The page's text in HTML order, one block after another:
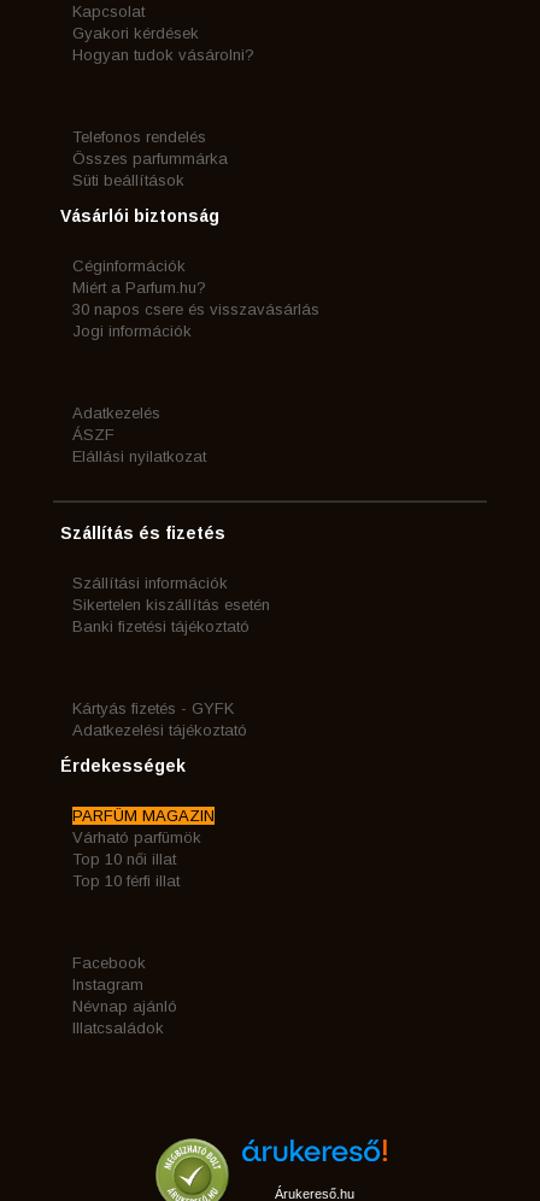
Kapcsolat
Gyakori kérdések
Hogyan tudok vásárolni?
Telefonos rendelés
Összes parfummárka
Süti beállítások
Vásárlói biztonság
Céginformációk
Miért a Parfum.hu?
30 napos csere és visszavásárlás
Jogi információk
Adatkezelés
ÁSZF
Elállási nyilatkozat
Szállítás és fizetés
Szállítási információk
Sikertelen kiszállítás esetén
Banki fizetési tájékoztató
Kártyás fizetés - GYFK
Adatkezelési tájékoztató
Érdekességek
PARFÜM MAGAZIN
Várható parfümök
Top 10 női illat
Top 10 férfi illat
Facebook
Instagram
Névnap ajánló
Illatcsaládok
Árukereső.hu